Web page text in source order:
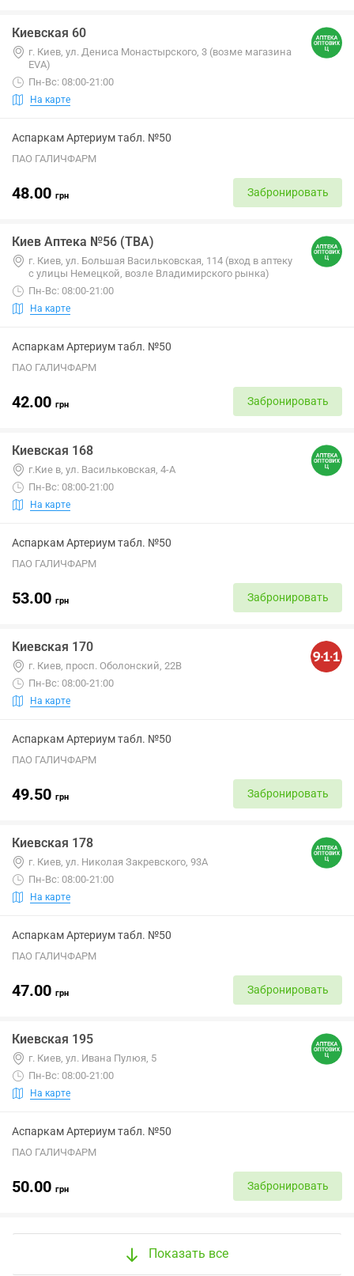
Киевская 60
г. Киев, ул. Дениса Монастырского, 3 (возме магазина
EVA)
Пн-Вс: 08:00-21:00
На карте
Аспаркам Артериум табл. №50
ПАО ГАЛИЧФАРМ
48.00 грн Забронировать
Киев Аптека №56 (ТВА)
г. Киев, ул. Большая Васильковская, 114 (вход в аптеку
с улицы Немецкой, возле Владимирского рынка)
Пн-Вс: 08:00-21:00
На карте
Аспаркам Артериум табл. №50
ПАО ГАЛИЧФАРМ
42.00 грн Забронировать
Киевская 168
г.Кие в, ул. Васильковская, 4-А
Пн-Вс: 08:00-21:00
На карте
Аспаркам Артериум табл. №50
ПАО ГАЛИЧФАРМ
53.00 грн Забронировать
Киевская 170
г. Киев, просп. Оболонский, 22В
Пн-Вс: 08:00-21:00
На карте
Аспаркам Артериум табл. №50
ПАО ГАЛИЧФАРМ
49.50 грн Забронировать
Киевская 178
г. Киев, ул. Николая Закревского, 93А
Пн-Вс: 08:00-21:00
На карте
Аспаркам Артериум табл. №50
ПАО ГАЛИЧФАРМ
47.00 грн Забронировать
Киевская 195
г. Киев, ул. Ивана Пулюя, 5
Пн-Вс: 08:00-21:00
На карте
Аспаркам Артериум табл. №50
ПАО ГАЛИЧФАРМ
50.00 грн Забронировать
Показать все